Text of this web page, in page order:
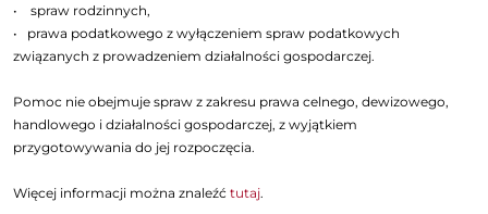
• spraw rodzinnych,
• prawa podatkowego z wyłączeniem spraw podatkowych
związanych z prowadzeniem działalności gospodarczej.
Pomoc nie obejmuje spraw z zakresu prawa celnego, dewizowego,
handlowego i działalności gospodarczej, z wyjątkiem
przygotowywania do jej rozpoczęcia.
Więcej informacji można znaleźćtutaj.